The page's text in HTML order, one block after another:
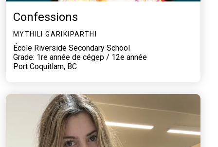
Confessions
MYTHILI GARIKIPARTHI
École Riverside Secondary School
Grade: 1re année de cégep / 12e année
Port Coquitlam, BC